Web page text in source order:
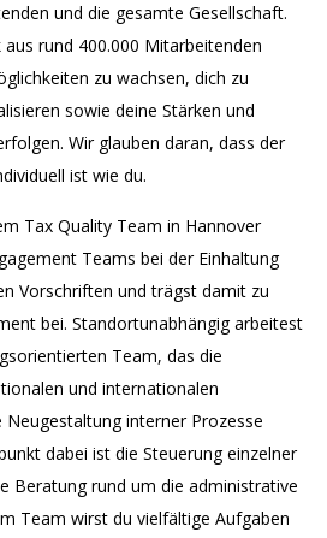
und die gesamte Gesellschaft.
rund 400.000 Mitarbeitenden
zu wachsen, dich zu
sowie deine Stärken und
Wir glauben daran, dass der
ist wie du.
Tax Quality Team in Hannover
Teams bei der Einhaltung
Vorschriften und trägst damit zu
bei. Standortunabhängig arbeitest
Team, das die
und internationalen
interner Prozesse
dabei ist die Steuerung einzelner
Beratung rund um die administrative
Team wirst du vielfältige Aufgaben